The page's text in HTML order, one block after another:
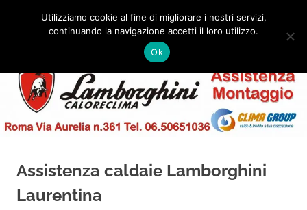
Caldaie
Lamborghini
Installazione
MENU
Assistenza caldaie Lamborghini
Laurentina
Utilizziamo cookie al fine di migliorare i nostri servizi,
continuando la navigazione accetti il loro utilizzo.
Ok